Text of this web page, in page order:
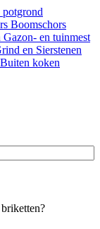
Boomschors
Gazon- en tuinmest
en Sierstenen
Buiten koken